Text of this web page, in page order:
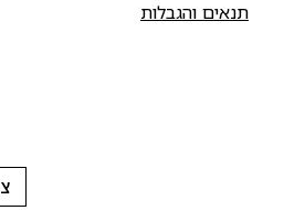
והגבלות
צפייה